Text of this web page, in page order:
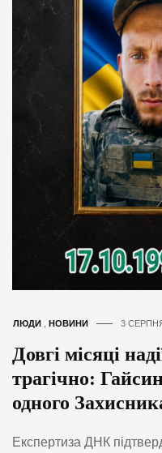
ЛЮДИ НОВИНИ 3
Довгі місяці
трагічно:
одного
Експертиза ДНК